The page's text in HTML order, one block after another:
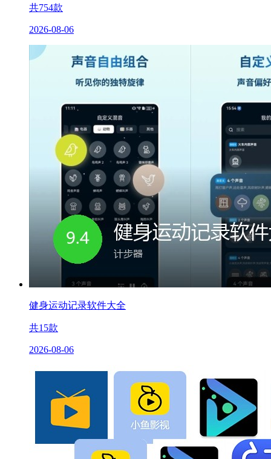
共754款
2026-08-06
健身运动记录软件大全
共15款
2026-08-06